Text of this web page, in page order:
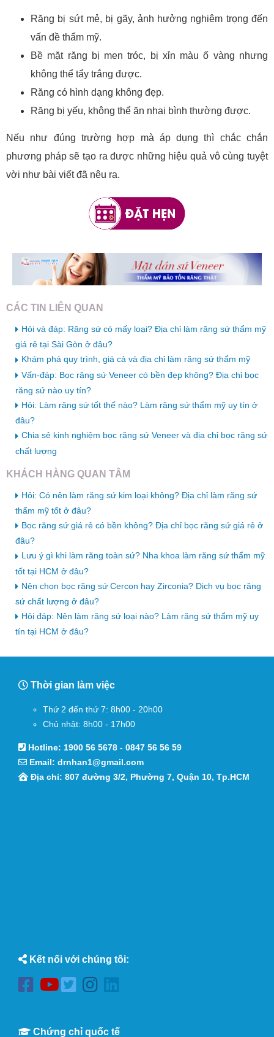
Răng bị sứt mẻ, bị gãy, ảnh hưởng nghiêm trọng đến
vấn đề thẩm mỹ.
Bề mặt răng bị men tróc, bị xỉn màu ố vàng nhưng
không thể tẩy trắng được.
Răng có hình dạng không đẹp.
Răng bị yếu, không thể ăn nhai bình thường được.
Nếu như đúng trường hợp mà áp dụng thì chắc chắn
phương pháp sẽ tạo ra được những hiệu quả vô cùng tuyệt
vời như bài viết đã nêu ra.
CÁC TIN LIÊN QUAN
Hỏi và đáp: Răng sứ có mấy loại? Địa chỉ làm răng sứ thẩm mỹ
giá rẻ tại Sài Gòn ở đâu?
Khám phá quy trình, giá cả và địa chỉ làm răng sứ thẩm mỹ
Vấn-đáp: Bọc răng sứ Veneer có bền đẹp không? Địa chỉ bọc
răng sứ nào uy tín?
Hỏi: Làm răng sứ tốt thế nào? Làm răng sứ thẩm mỹ uy tín ở
đâu?
Chia sẻ kinh nghiệm bọc răng sứ Veneer và địa chỉ bọc răng sứ
chất lượng
KHÁCH HÀNG QUAN TÂM
Hỏi: Có nên làm răng sứ kim loại không? Địa chỉ làm răng sứ
thẩm mỹ tốt ở đâu?
Bọc răng sứ giá rẻ có bền không? Địa chỉ bọc răng sứ giá rẻ ở
đâu?
Lưu ý gì khi làm răng toàn sứ? Nha khoa làm răng sứ thẩm mỹ
tốt tại HCM ở đâu?
Nên chọn bọc răng sứ Cercon hay Zirconia? Dịch vụ bọc răng
sứ chất lượng ở đâu?
Hỏi đáp: Nên làm răng sứ loại nào? Làm răng sứ thẩm mỹ uy
tín tại HCM ở đâu?
Thời gian làm việc
Thứ 2 đến thứ 7: 8h00 - 20h00
Chủ nhật: 8h00 - 17h00
Hotline: 1900 56 5678 - 0847 56 56 59
Email: drnhan1@gmail.com
Địa chỉ: 807 đường 3/2, Phường 7, Quận 10, Tp.HCM
Kết nối với chúng tôi:
Chứng chỉ quốc tế